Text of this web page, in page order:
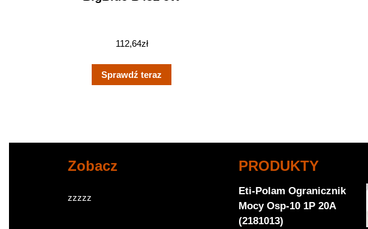
112,64zł
Sprawdź teraz
Zobacz
zzzzz
PRODUKTY
Eti-Polam Ogranicznik
Mocy Osp-10 1P 20A
(2181013)